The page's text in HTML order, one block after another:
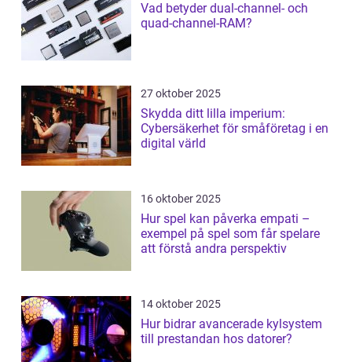
Vad betyder dual-channel- och
quad-channel-RAM?
27 oktober 2025
Skydda ditt lilla imperium:
Cybersäkerhet för småföretag i en
digital värld
16 oktober 2025
Hur spel kan påverka empati –
exempel på spel som får spelare
att förstå andra perspektiv
14 oktober 2025
Hur bidrar avancerade kylsystem
till prestandan hos datorer?